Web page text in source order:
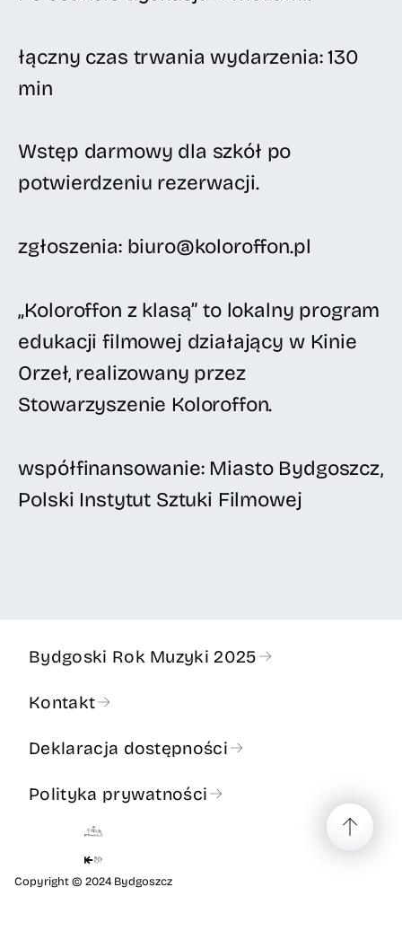
łączny czas trwania wydarzenia: 130
min
Wstęp darmowy dla szkół po
potwierdzeniu rezerwacji.
zgłoszenia: biuro@koloroffon.pl
„Koloroffon z klasą” to lokalny program
edukacji filmowej działający w Kinie
Orzeł, realizowany przez
Stowarzyszenie Koloroffon.
współfinansowanie: Miasto Bydgoszcz,
Polski Instytut Sztuki Filmowej
Bydgoski Rok Muzyki 2025
Kontakt
Deklaracja dostępności
Polityka prywatności
Copyright © 2024 Bydgoszcz